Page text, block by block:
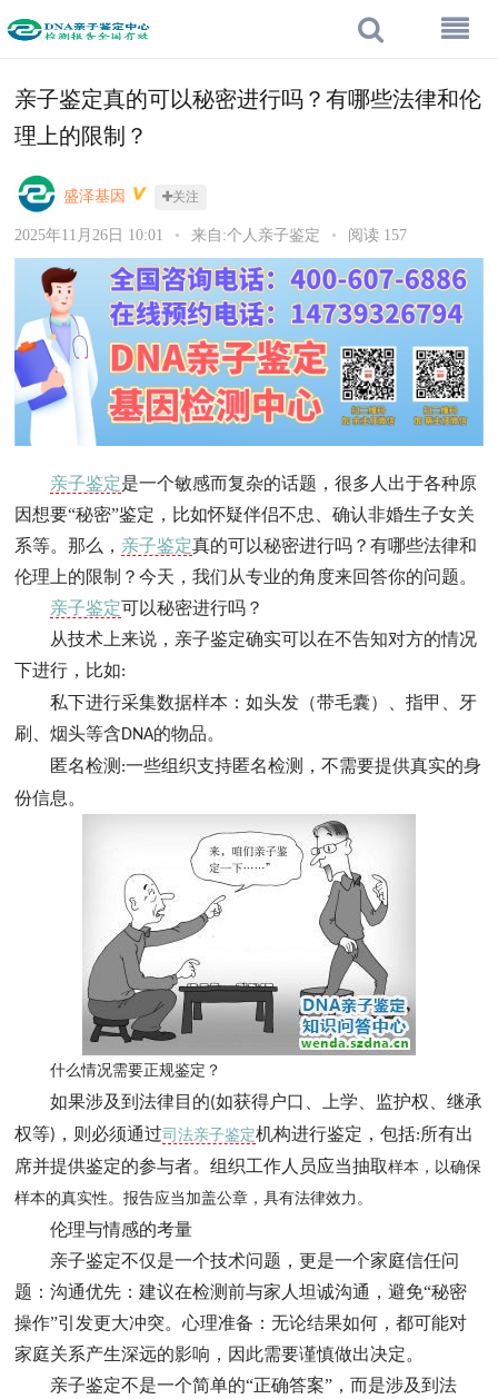
亲子鉴定真的可以秘密进行吗？有哪些法律和伦
理上的限制？
盛泽基因 关注
2025年11月26日 10:01 • 来自:个人亲子鉴定 • 阅读 157
亲子鉴定是一个敏感而复杂的话题，很多人出于各种原
因想要“秘密”鉴定，比如怀疑伴侣不忠、确认非婚生子女关
系等。那么， 亲子鉴定真的可以秘密进行吗？有哪些法律和
伦理上的限制？今天，我们从专业的角度来回答你的问题。
亲子鉴定可以秘密进行吗？
从技术上来说，亲子鉴定确实可以在不告知对方的情况
下进行，比如:
私下进行采集数据样本：如头发（带毛囊）、指甲、牙
刷、烟头等含DNA的物品。
匿名检测 :一些组织支持匿名检测，不需要提供真实的身
份信息。
什么情况需要正规鉴定？
如果涉及到法律目的(如获得户口、上学、监护权、继承
权等) ，则必须通过司法亲子鉴定机构进行鉴定，包括:所有出
席并提供鉴定的参与者。组织工作人员应当抽取样本，以确保
样本的真实性。报告应当加盖公章，具有法律效力。
伦理与情感的考量
亲子鉴定不仅是一个技术问题，更是一个家庭信任问
题：沟通优先：建议在检测前与家人坦诚沟通，避免“秘密
操作”引发更大冲突。心理准备：无论结果如何，都可能对
家庭关系产生深远的影响，因此需要谨慎做出决定。
亲子鉴定不是一个简单的“正确答案”，而是涉及到法